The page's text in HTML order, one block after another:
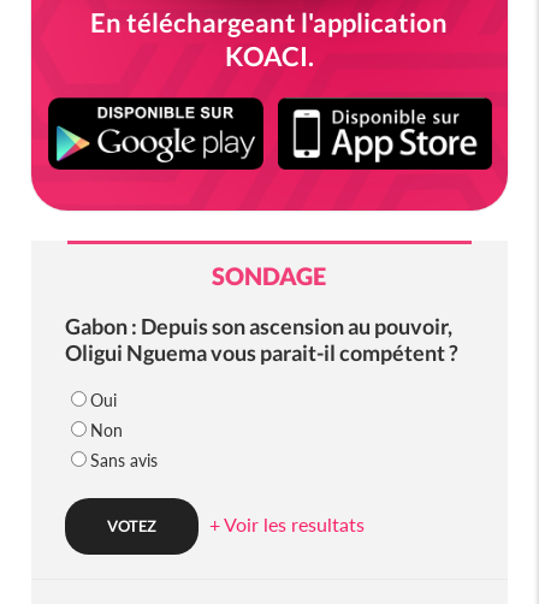
En téléchargeant l'application
KOACI.
SONDAGE
Gabon : Depuis son ascension au pouvoir,
Oligui Nguema vous parait-il compétent ?
Oui
Non
Sans avis
+ Voir les resultats